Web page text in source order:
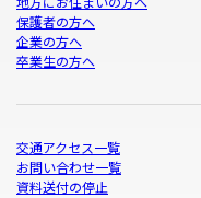
保護者の方へ
企業の方へ
卒業生の方へ
交通アクセス一覧
お問い合わせ一覧
資料送付の停止